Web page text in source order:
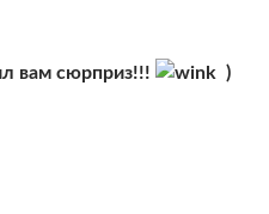
вам сюрприз!!! )